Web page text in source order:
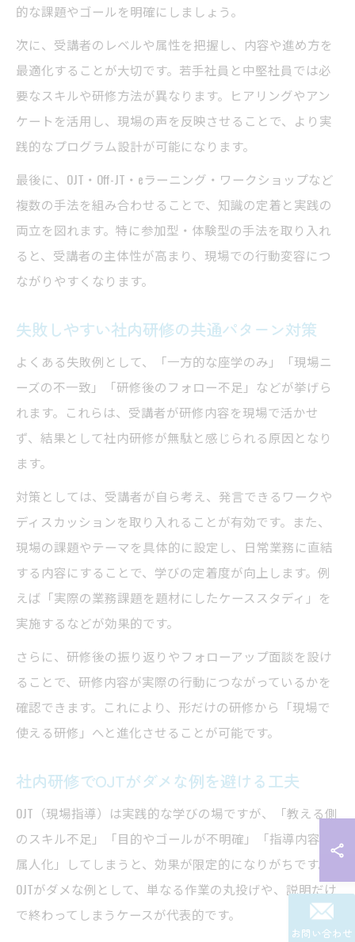
的な課題やゴールを明確にしましょう。
次に、受講者のレベルや属性を把握し、内容や進め方を
最適化することが大切です。若手社員と中堅社員では必
要なスキルや研修方法が異なります。ヒアリングやアン
ケートを活用し、現場の声を反映させることで、より実
践的なプログラム設計が可能になります。
最後に、OJT・Off-JT・eラーニング・ワークショップなど
複数の手法を組み合わせることで、知識の定着と実践の
両立を図れます。特に参加型・体験型の手法を取り入れ
ると、受講者の主体性が高まり、現場での行動変容につ
ながりやすくなります。
失敗しやすい社内研修の共通パターン対策
よくある失敗例として、「一方的な座学のみ」「現場ニ
ーズの不一致」「研修後のフォロー不足」などが挙げら
れます。これらは、受講者が研修内容を現場で活かせ
ず、結果として社内研修が無駄と感じられる原因となり
ます。
対策としては、受講者が自ら考え、発言できるワークや
ディスカッションを取り入れることが有効です。また、
現場の課題やテーマを具体的に設定し、日常業務に直結
する内容にすることで、学びの定着度が向上します。例
えば「実際の業務課題を題材にしたケーススタディ」を
実施するなどが効果的です。
さらに、研修後の振り返りやフォローアップ面談を設け
ることで、研修内容が実際の行動につながっているかを
確認できます。これにより、形だけの研修から「現場で
使える研修」へと進化させることが可能です。
社内研修でOJTがダメな例を避ける工夫
OJT（現場指導）は実践的な学びの場ですが、「教える側
のスキル不足」「目的やゴールが不明確」「指導内容が
属人化」してしまうと、効果が限定的になりがちです。
OJTがダメな例として、単なる作業の丸投げや、説明だけ
で終わってしまうケースが代表的です。
お問い合わせ